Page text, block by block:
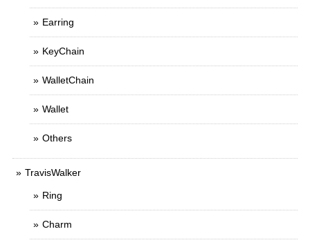
Earring
KeyChain
WalletChain
Wallet
Others
TravisWalker
Ring
Charm